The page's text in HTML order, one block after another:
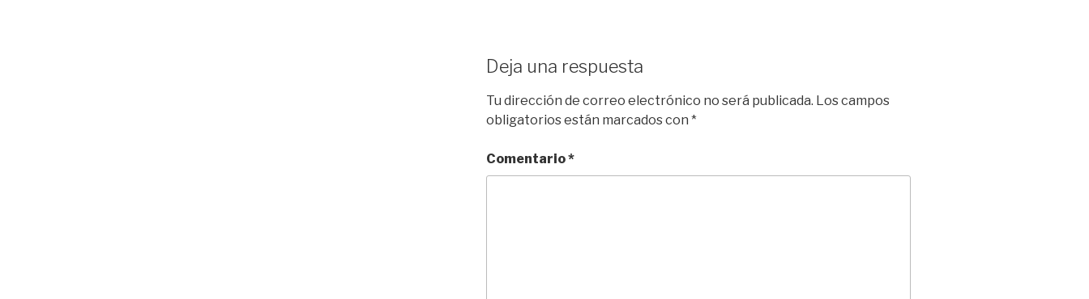
Deja una respuesta
Tu dirección de correo electrónico no será publicada. Los campos
obligatorios están marcados con *
Comentario*